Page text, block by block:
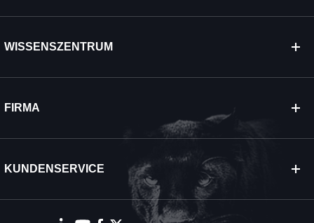
WISSENSZENTRUM
FIRMA
KUNDENSERVICE